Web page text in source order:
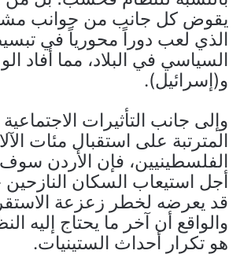
يقوض كل جانب من جوانب
الذي لعب دوراً محورياً في
السياسي في البلاد، مما أفاد
و(إسرائيل).
وإلى جانب التأثيرات الاجتماعية
المترتبة على استقبال مئات
الفلسطينيين، فإن الأردن
أجل استيعاب السكان النازحين
قد يعرضه لخطر زعزعة
والواقع أن آخر ما يحتاج إليه
هو تكرار أحداث الستينيات.